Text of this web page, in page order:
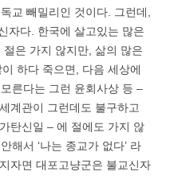
교 빼밀리인 것이다. 그런데,
자다. 한국에 살고있는 많은
은 가지 않지만, 삶의 많은
하다 죽으면, 다음 세상에
른다는 그런 윤회사상 등 –
계관이 그런데도 불구하고
탄신일 – 에 절에도 가지 않
해서 ‘나는 종교가 없다’ 라
자면 대포고냥군은 불교신자